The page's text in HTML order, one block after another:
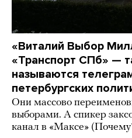
«Виталий Выбор
«Транспорт СПб» —
называются
петербургских
Они массово
выборами. А спикер
канал в «Максе»